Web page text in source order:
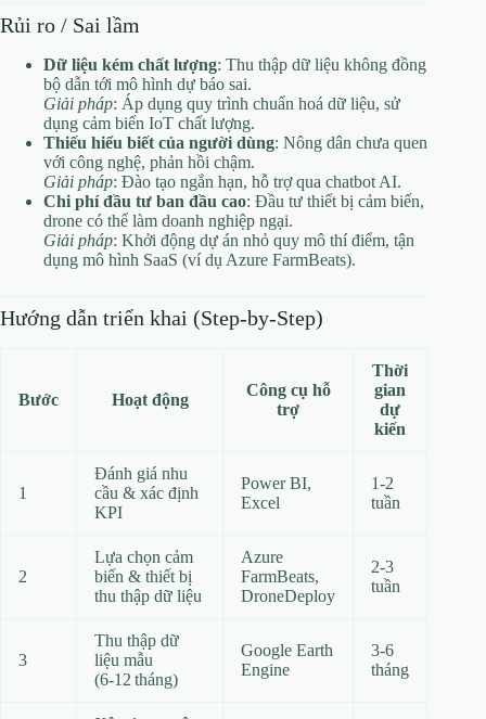
Rủi ro / Sai lầm
Dữ liệu kém chất lượng: Thu thập dữ liệu không đồng
bộ dẫn tới mô hình dự báo sai.
Giải pháp: Áp dụng quy trình chuẩn hoá dữ liệu, sử
dụng cảm biến IoT chất lượng.
Thiếu hiểu biết của người dùng: Nông dân chưa quen
với công nghệ, phản hồi chậm.
Giải pháp: Đào tạo ngắn hạn, hỗ trợ qua chatbot AI.
Chi phí đầu tư ban đầu cao: Đầu tư thiết bị cảm biến,
drone có thể làm doanh nghiệp ngại.
Giải pháp: Khởi động dự án nhỏ quy mô thí điểm, tận
dụng mô hình SaaS (ví dụ Azure FarmBeats).
Hướng dẫn triển khai (Step‑by‑Step)
Bước Hoạt động
Công cụ hỗ
trợ
Thời
gian
dự
kiến
1
Đánh giá nhu
cầu & xác định
KPI
Power BI,
Excel
1‑2
tuần
2
Lựa chọn cảm
biến & thiết bị
thu thập dữ liệu
Azure
FarmBeats,
DroneDeploy
2‑3
tuần
3
Thu thập dữ
liệu mẫu
(6‑12 tháng)
Google Earth
Engine
3‑6
tháng